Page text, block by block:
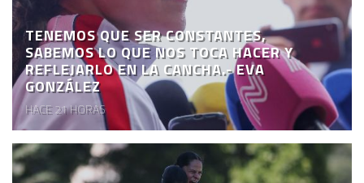
TENEMOS QUE SER CONSTANTES,
SABEMOS LO QUE NOS TOCA HACER Y
REFLEJARLO EN LA CANCHA.- EVA
GONZÁLEZ
HACE 21 HORAS